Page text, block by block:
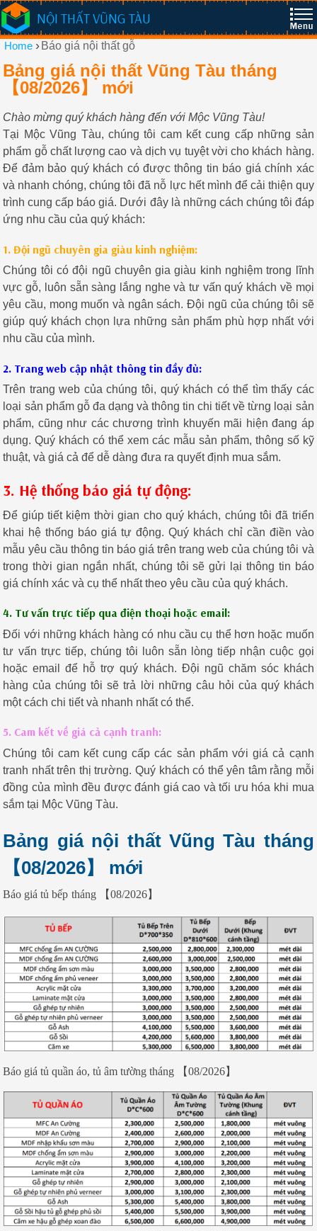
NỘI THẤT VŨNG TÀU
Home › Báo giá nội thất gỗ
Bảng giá nội thất Vũng Tàu tháng
【08/2026】 mới
Chào mừng quý khách hàng đến với Mộc Vũng Tàu!
Tại Mộc Vũng Tàu, chúng tôi cam kết cung cấp những sản
phẩm gỗ chất lượng cao và dịch vụ tuyệt vời cho khách hàng.
Để đảm bảo quý khách có được thông tin báo giá chính xác
và nhanh chóng, chúng tôi đã nỗ lực hết mình để cải thiện quy
trình cung cấp báo giá. Dưới đây là những cách chúng tôi đáp
ứng nhu cầu của quý khách:
1. Đội ngũ chuyên gia giàu kinh nghiệm:
Chúng tôi có đội ngũ chuyên gia giàu kinh nghiệm trong lĩnh
vực gỗ, luôn sẵn sàng lắng nghe và tư vấn quý khách về mọi
yêu cầu, mong muốn và ngân sách. Đội ngũ của chúng tôi sẽ
giúp quý khách chọn lựa những sản phẩm phù hợp nhất với
nhu cầu của mình.
2. Trang web cập nhật thông tin đầy đủ:
Trên trang web của chúng tôi, quý khách có thể tìm thấy các
loại sản phẩm gỗ đa dạng và thông tin chi tiết về từng loại sản
phẩm, cũng như các chương trình khuyến mãi hiện đang áp
dụng. Quý khách có thể xem các mẫu sản phẩm, thông số kỹ
thuật, và giá cả để dễ dàng đưa ra quyết định mua sắm.
3. Hệ thống báo giá tự động:
Để giúp tiết kiệm thời gian cho quý khách, chúng tôi đã triển
khai hệ thống báo giá tự động. Quý khách chỉ cần điền vào
mẫu yêu cầu thông tin báo giá trên trang web của chúng tôi và
trong thời gian ngắn nhất, chúng tôi sẽ gửi lại thông tin báo
giá chính xác và cụ thể nhất theo yêu cầu của quý khách.
4. Tư vấn trực tiếp qua điện thoại hoặc email:
Đối với những khách hàng có nhu cầu cụ thể hơn hoặc muốn
tư vấn trực tiếp, chúng tôi luôn sẵn lòng tiếp nhận cuộc gọi
hoặc email để hỗ trợ quý khách. Đội ngũ chăm sóc khách
hàng của chúng tôi sẽ trả lời những câu hỏi của quý khách
một cách chi tiết và nhanh nhất có thể.
5. Cam kết về giá cả cạnh tranh:
Chúng tôi cam kết cung cấp các sản phẩm với giá cả cạnh
tranh nhất trên thị trường. Quý khách có thể yên tâm rằng mỗi
đồng của mình đều được đánh giá cao và tối ưu hóa khi mua
sắm tại Mộc Vũng Tàu.
Bảng giá nội thất Vũng Tàu tháng
【08/2026】 mới
Báo giá tủ bếp tháng 【08/2026】
Báo giá tủ quần áo, tủ âm tường tháng 【08/2026】